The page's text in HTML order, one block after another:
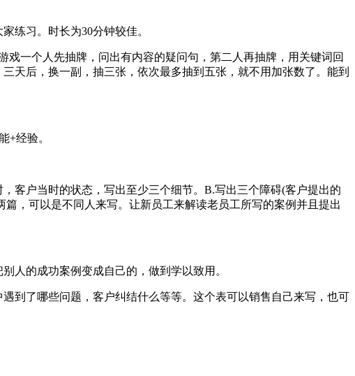
练习。时长为30分钟较佳。
一个人先抽牌，问出有内容的疑问句，第二人再抽牌，用关键词回
天后，换一副，抽三张，依次最多抽到五张，就不用加张数了。能到
+经验。
户当时的状态，写出至少三个细节。B.写出三个障碍(客户提出的
，可以是不同人来写。让新员工来解读老员工所写的案例并且提出
的成功案例变成自己的，做到学以致用。
了哪些问题，客户纠结什么等等。这个表可以销售自己来写，也可